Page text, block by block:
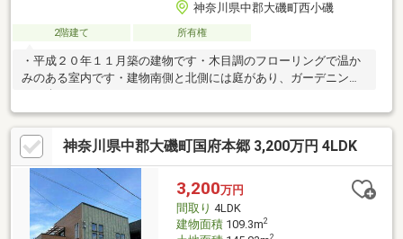
神奈川県中郡大磯町西小磯
2階建て 所有権
・平成２０年１１月築の建物です・木目調のフローリングで温か
みのある室内です・建物南側と北側には庭があり、ガーデニング
神奈川県中郡大磯町国府本郷 3,200万円 4LDK
3,200万円
間取り 4LDK
建物面積109.3m2